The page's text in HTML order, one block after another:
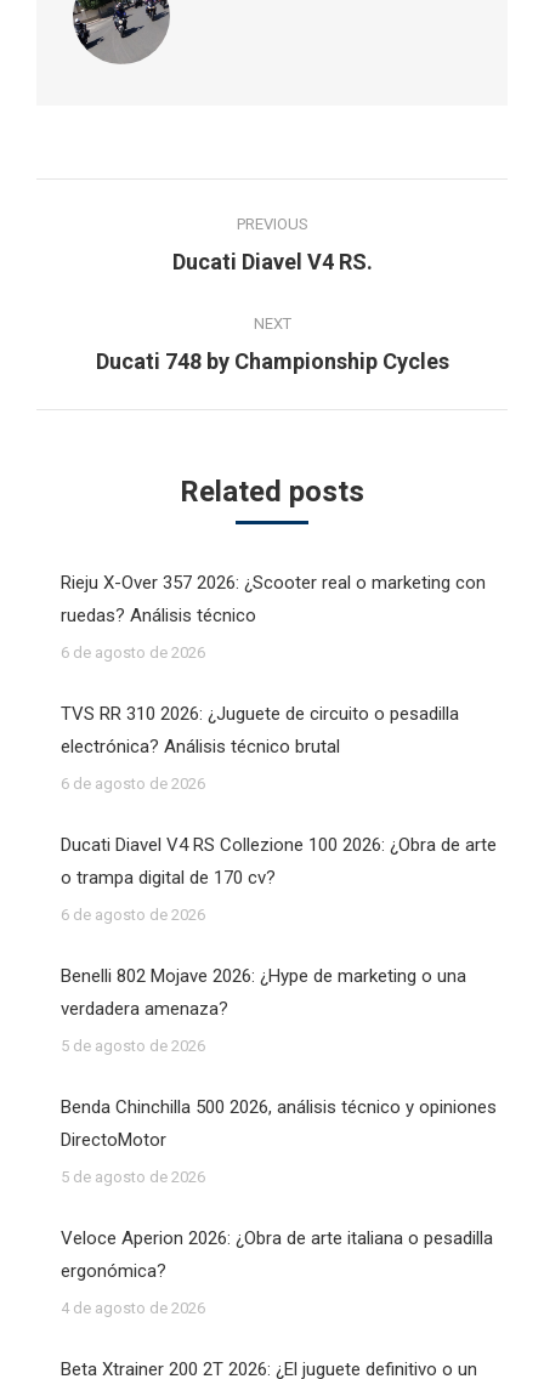
navigation
PREVIOUS
Previous
Ducati Diavel V4 RS.
NEXT
Next
Ducati 748 by Championship Cycles
Related posts
Rieju X-Over 357 2026: ¿Scooter real o marketing con
ruedas? Análisis técnico
6 de agosto de 2026
TVS RR 310 2026: ¿Juguete de circuito o pesadilla
electrónica? Análisis técnico brutal
6 de agosto de 2026
Ducati Diavel V4 RS Collezione 100 2026: ¿Obra de arte
o trampa digital de 170 cv?
6 de agosto de 2026
Benelli 802 Mojave 2026: ¿Hype de marketing o una
verdadera amenaza?
5 de agosto de 2026
Benda Chinchilla 500 2026, análisis técnico y opiniones
DirectoMotor
5 de agosto de 2026
Veloce Aperion 2026: ¿Obra de arte italiana o pesadilla
ergonómica?
4 de agosto de 2026
Beta Xtrainer 200 2T 2026: ¿El juguete definitivo o un